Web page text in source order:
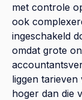
met controle
ook
ingeschakeld
omdat grote
liggen
hoger dan die